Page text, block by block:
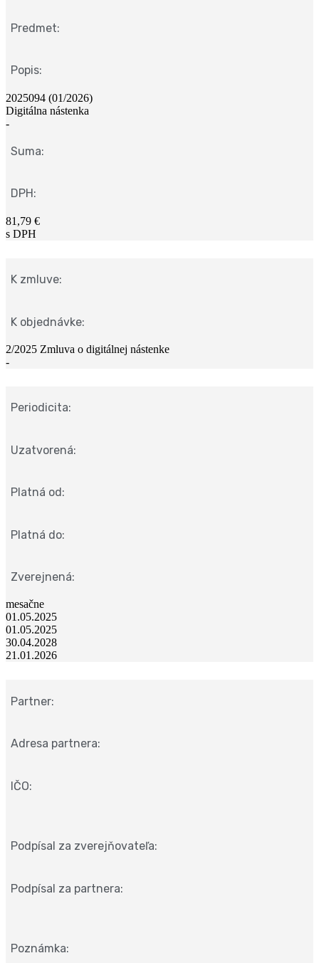
Predmet:
Popis:
2025094 (01/2026)
Digitálna nástenka
-
Suma:
DPH:
81,79 €
s DPH
K zmluve:
K objednávke:
2/2025 Zmluva o digitálnej nástenke
-
Periodicita:
Uzatvorená:
Platná od:
Platná do:
Zverejnená:
mesačne
01.05.2025
01.05.2025
30.04.2028
21.01.2026
Partner:
Adresa partnera:
IČO:
Podpísal za zverejňovateľa:
Podpísal za partnera:
Poznámka: